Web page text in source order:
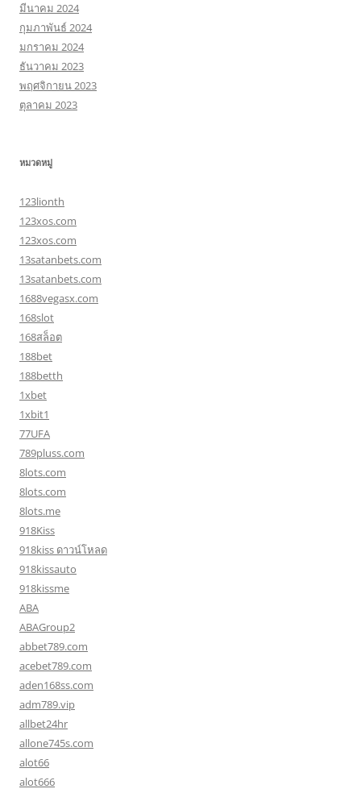
มีนาคม 2024
กุมภาพันธ์ 2024
มกราคม 2024
ธันวาคม 2023
พฤศจิกายน 2023
ตุลาคม 2023
หมวดหมู่
123lionth
123xos.com
123xos.com
13satanbets.com
13satanbets.com
1688vegasx.com
168slot
168สล็อต
188bet
188betth
1xbet
1xbit1
77UFA
789pluss.com
8lots.com
8lots.com
8lots.me
918Kiss
918kiss ดาวน์โหลด
918kissauto
918kissme
ABA
ABAGroup2
abbet789.com
acebet789.com
aden168ss.com
adm789.vip
allbet24hr
allone745s.com
alot66
alot666